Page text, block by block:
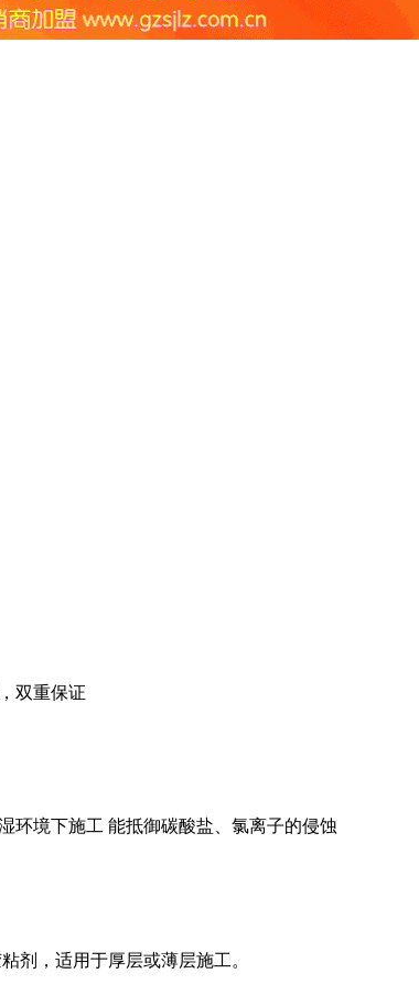
双重保证
环境下施工 能抵御碳酸盐、氯离子的侵蚀
剂，适用于厚层或薄层施工。